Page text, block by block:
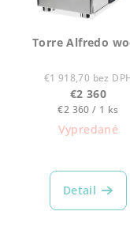
Torre Alfredo
€1 918,70 bez
€2 360
Jednotková
cena:
€2 360 / 1 ks
Vypredané
Detail